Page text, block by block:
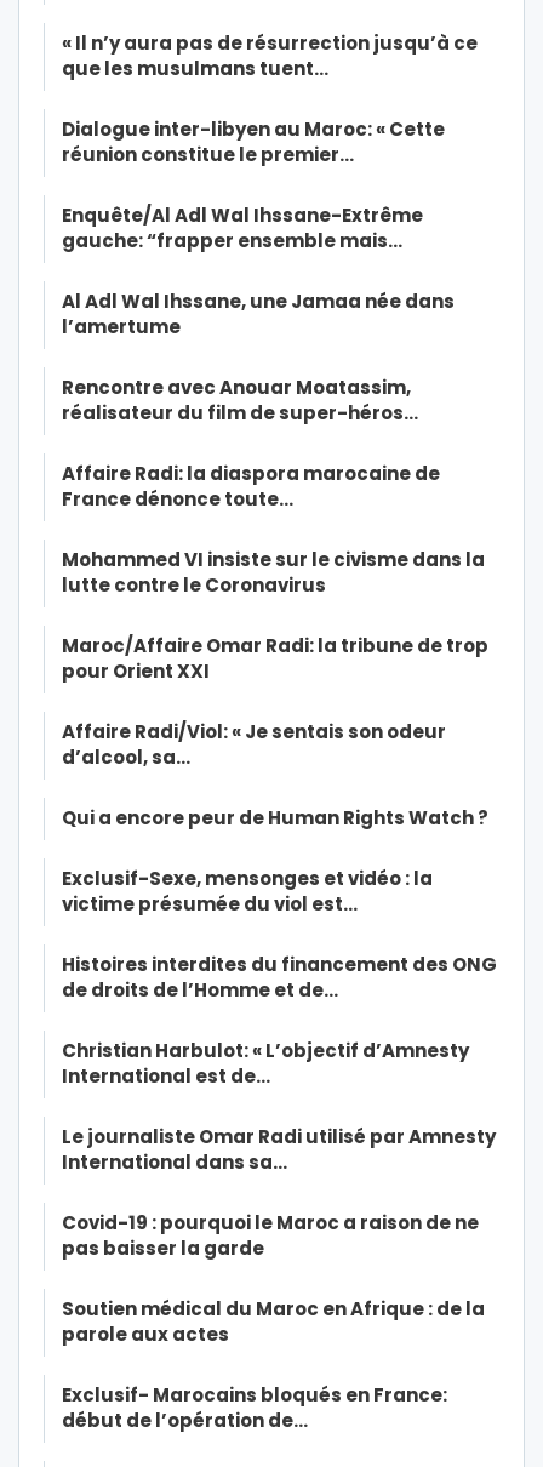
« Il n’y aura pas de résurrection jusqu’à ce
que les musulmans tuent…
Dialogue inter-libyen au Maroc: « Cette
réunion constitue le premier…
Enquête/Al Adl Wal Ihssane-Extrême
gauche: “frapper ensemble mais…
Al Adl Wal Ihssane, une Jamaa née dans
l’amertume
Rencontre avec Anouar Moatassim,
réalisateur du film de super-héros…
Affaire Radi: la diaspora marocaine de
France dénonce toute…
Mohammed VI insiste sur le civisme dans la
lutte contre le Coronavirus
Maroc/Affaire Omar Radi: la tribune de trop
pour Orient XXI
Affaire Radi/Viol: « Je sentais son odeur
d’alcool, sa…
Qui a encore peur de Human Rights Watch ?
Exclusif-Sexe, mensonges et vidéo : la
victime présumée du viol est…
Histoires interdites du financement des ONG
de droits de l’Homme et de…
Christian Harbulot: « L’objectif d’Amnesty
International est de…
Le journaliste Omar Radi utilisé par Amnesty
International dans sa…
Covid-19 : pourquoi le Maroc a raison de ne
pas baisser la garde
Soutien médical du Maroc en Afrique : de la
parole aux actes
Exclusif- Marocains bloqués en France:
début de l’opération de…